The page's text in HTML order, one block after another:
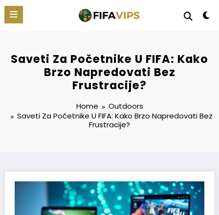
Skip
content
Saveti Za Početnike U FIFA: Kako
Brzo Napredovati Bez
Frustracije?
Home
Outdoors
Saveti Za Početnike UFIFA: Kako Brzo Napredovati Bez
Frustracije?